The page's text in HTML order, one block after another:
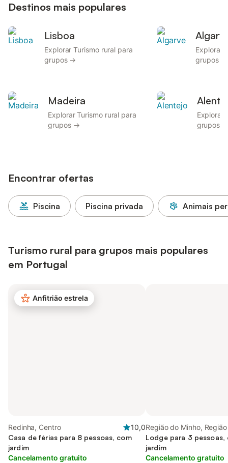
Destinos mais populares
Lisboa
Explorar Turismo rural para
grupos →
Explorar
grupos →
Madeira
Explorar Turismo rural para
grupos →
Explorar
grupos →
Encontrar ofertas
Piscina Piscina privada Animais
Turismo rural para grupos mais populares
em Portugal
Anfitrião estrela
Redinha, Centro
10,0
Casa de férias para 8 pessoas, com
jardim
Cancelamento gratuito
Região do Minho,
Lodge para 3 pessoas,
jardim
Cancelamento gratuito